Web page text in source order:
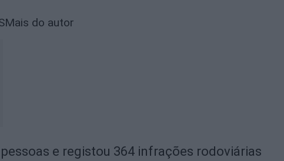
Mais do autor
pessoas e registou 364 infrações rodoviárias